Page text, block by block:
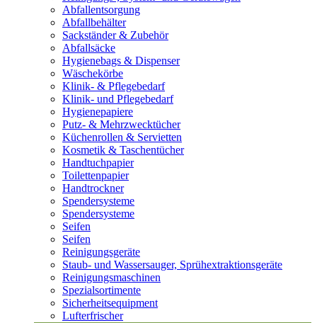
Abfallentsorgung
Abfallbehälter
Sackständer & Zubehör
Abfallsäcke
Hygienebags & Dispenser
Wäschekörbe
Klinik- & Pflegebedarf
Klinik- und Pflegebedarf
Hygienepapiere
Putz- & Mehrzwecktücher
Küchenrollen & Servietten
Kosmetik & Taschentücher
Handtuchpapier
Toilettenpapier
Handtrockner
Spendersysteme
Spendersysteme
Seifen
Seifen
Reinigungsgeräte
Staub- und Wassersauger, Sprühextraktionsgeräte
Reinigungsmaschinen
Spezialsortimente
Sicherheitsequipment
Lufterfrischer